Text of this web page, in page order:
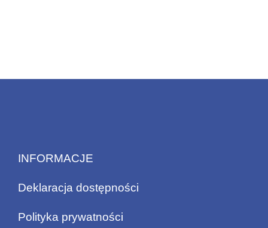
INFORMACJE
Deklaracja dostępności
Polityka prywatności